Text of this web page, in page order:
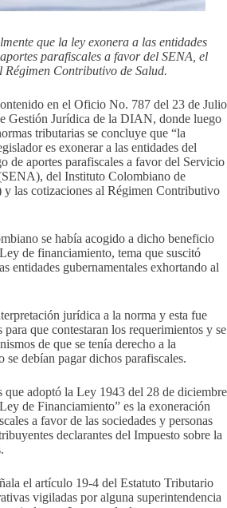
que la ley exonera a las entidades
parafiscales a favor del SENA, el
Contributivo de Salud.
en el Oficio No. 787 del 23 de Julio
Gestión Jurídica de la DIAN, donde luego
tributarias se concluye que “la
es exonerar a las entidades del
de aportes parafiscales a favor del Servicio
del Instituto Colombiano de
las cotizaciones al Régimen Contributivo
se había acogido a dicho beneficio
de financiamiento, tema que suscitó
entidades gubernamentales exhortando al
jurídica a la norma y esta fue
para que contestaran los requerimientos y se
de que se tenía derecho a la
debían pagar dichos parafiscales.
que adoptó la Ley 1943 del 28 de diciembre
de Financiamiento” es la exoneración
a favor de las sociedades y personas
declarantes del Impuesto sobre la
el artículo 19-4 del Estatuto Tributario
vigiladas por alguna superintendencia